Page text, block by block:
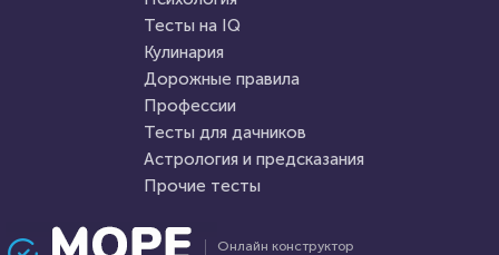
11 февраля 2022 6623
14 мая 2021
Проходили 1226 раз
Онлайн конструктор
Тесты на IQ
Кулинария
Дорожные правила
Профессии
Тесты для дачников
Астрология и предсказания
Прочие тесты